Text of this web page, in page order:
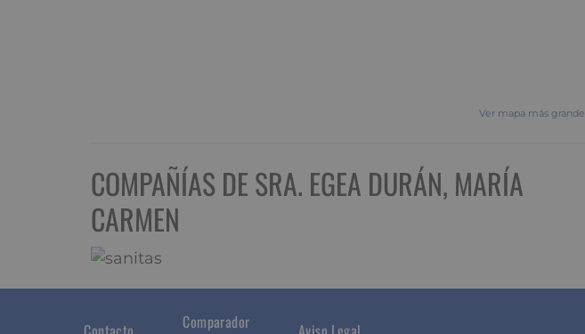
Ver mapa más grande
COMPAÑÍAS DE SRA. EGEA DURÁN, MARÍA
CARMEN
Comparador